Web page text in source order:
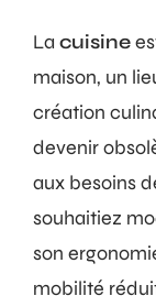
La cuisine
maison, un
création
devenir
aux besoins
souhaitiez
son
mobilité